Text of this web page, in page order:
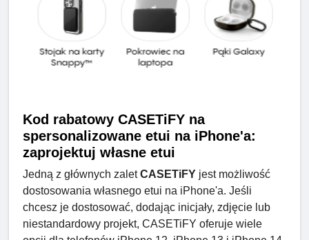
Kod rabatowy CASETiFY na
spersonalizowane etui na iPhone'a: ​​
zaprojektuj własne etui
Jedną z głównych zaletCASETiFY jest możliwość
dostosowania własnego etui na iPhone'a. Jeśli
chcesz je dostosować, dodając inicjały, zdjęcie lub
niestandardowy projekt, CASETiFY oferuje wiele